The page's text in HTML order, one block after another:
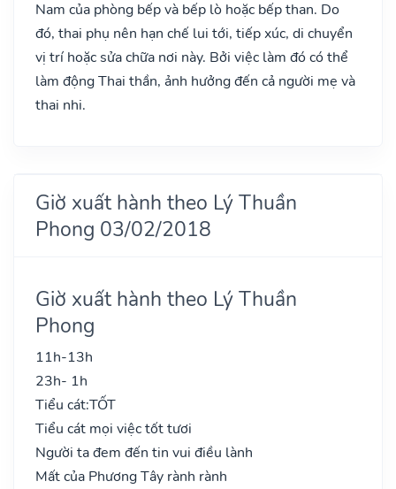
Nam của phòng bếp và bếp lò hoặc bếp than. Do
đó, thai phụ nên hạn chế lui tới, tiếp xúc, di chuyển
vị trí hoặc sửa chữa nơi này. Bởi việc làm đó có thể
làm động Thai thần, ảnh hưởng đến cả người mẹ và
thai nhi.
Giờ xuất hành theo Lý Thuần
Phong 03/02/2018
Giờ xuất hành theo Lý Thuần
Phong
11h-13h
23h- 1h
Tiểu cát:TỐT
Tiểu cát mọi việc tốt tươi
Người ta đem đến tin vui điều lành
Mất của Phương Tây rành rành